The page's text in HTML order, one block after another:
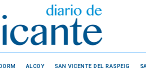
ALCOY SAN VICENTE DEL RASPEIG